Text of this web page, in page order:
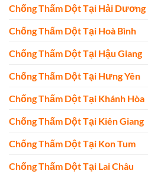
Chống Thấm Dột Tại Hải Dương
Chống Thấm Dột Tại Hoà Bình
Chống Thấm Dột Tại Hậu Giang
Chống Thấm Dột Tại Hưng Yên
Chống Thấm Dột Tại Khánh Hòa
Chống Thấm Dột Tại Kiên Giang
Chống Thấm Dột Tại Kon Tum
Chống Thấm Dột Tại Lai Châu